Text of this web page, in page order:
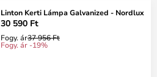
Linton Kerti Lámpa Galvanized - Nordlux
30 590 Ft
Fogy. ár37 956 Ft
Fogy. ár -19%